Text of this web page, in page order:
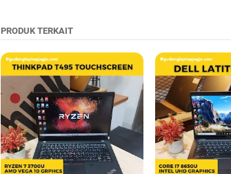
PRODUK TERKAIT